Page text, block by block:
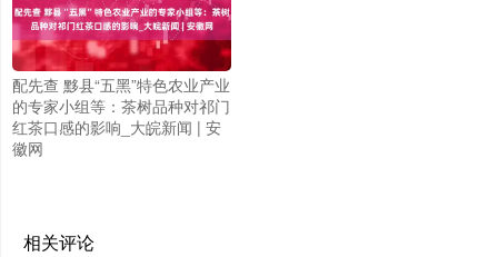
配先查 黟县“五黑”特色农业产业
的专家小组等：茶树品种对祁门
红茶口感的影响_大皖新闻 | 安
徽网
相关评论